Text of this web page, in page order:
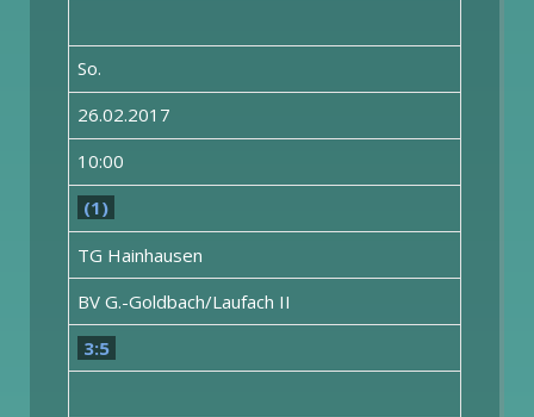
So.
26.02.2017
10:00
(1)
TG Hainhausen
BV G.-Goldbach/Laufach II
3:5